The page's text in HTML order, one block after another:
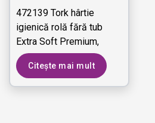
472139 Tork hârtie
igienică rolă fără tub
Extra Soft Premium,
dimensiune medie - 3
straturi
Citește mai mult